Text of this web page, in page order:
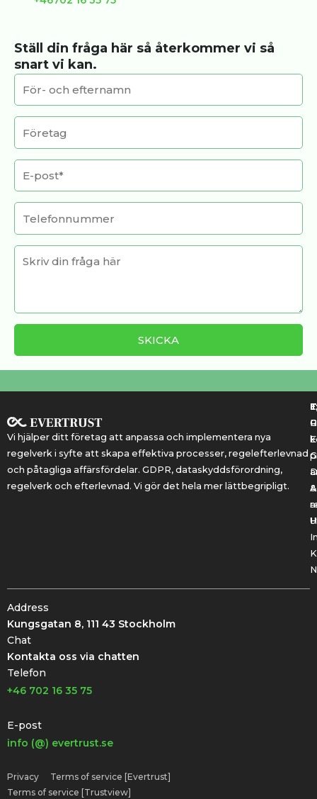
Ställ din fråga här så återkommer vi så
snart vi kan.
Vi hjälper ditt företag att anpassa och implementera nya
regelverk i syfte att skapa effektiva processer, regelefterlevnad
och påtagliga affärsfördelar. GDPR, dataskyddsförordning,
regelverk och efterlevnad. Vi gör det hela mer lättbegripligt.
&
Address
Kungsgatan 8, 111 43 Stockholm
Chat
Kontakta oss via chatten
Telefon
+46 702 16 35 75
E-post
info (@) evertrust.se
Privacy
Terms of service [Evertrust]
Terms of service [Trustview]